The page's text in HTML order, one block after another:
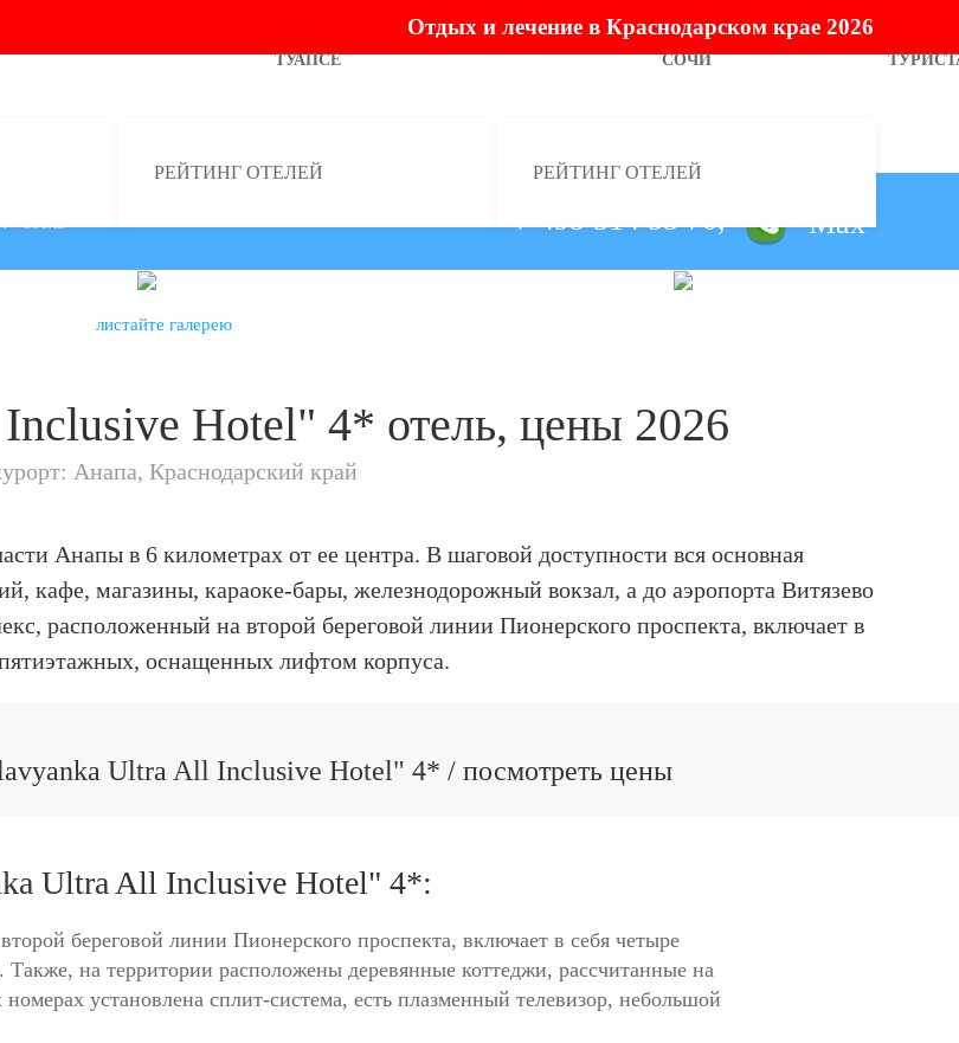
Отдых и лечение в Краснодарском крае 2026
ТУАПСЕ
РЕЙТИНГ ОТЕЛЕЙ
СОЧИ
РЕЙТИНГ ОТЕЛЕЙ
+7 495 514 55 70,
листайте галерею
Hotel" 4* отель, цены 2026
Анапа, Краснодарский край
Анапы в 6 километрах от ее центра. В шаговой доступности вся основная
кафе, магазины, караоке-бары, железнодорожный вокзал, а до аэропорта Витязево
расположенный на второй береговой линии Пионерского проспекта, включает в
оснащенных лифтом корпуса.
Ultra All Inclusive Hotel" 4* / посмотреть цены
Ultra All Inclusive Hotel" 4*:
береговой линии Пионерского проспекта, включает в себя четыре
на территории расположены деревянные коттеджи, рассчитанные на
установлена сплит-система, есть плазменный телевизор, небольшой